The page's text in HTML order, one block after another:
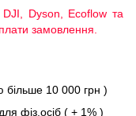
Dyson, Ecoflow та
замовлення.
більше 10 000 грн )
фіз.осіб ( + 1% )